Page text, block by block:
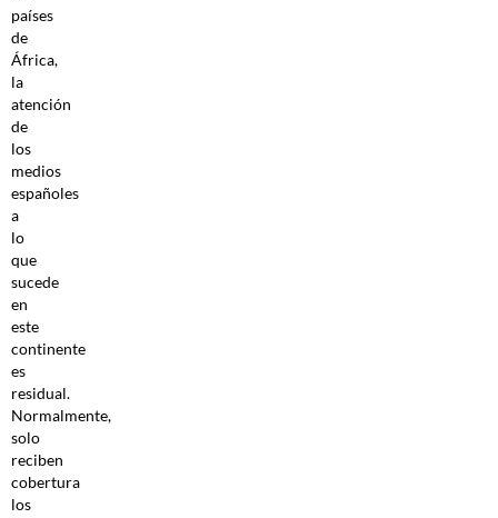
países
de
África,
la
atención
de
los
medios
españoles
a
lo
que
sucede
en
este
continente
es
residual.
Normalmente,
solo
reciben
cobertura
los